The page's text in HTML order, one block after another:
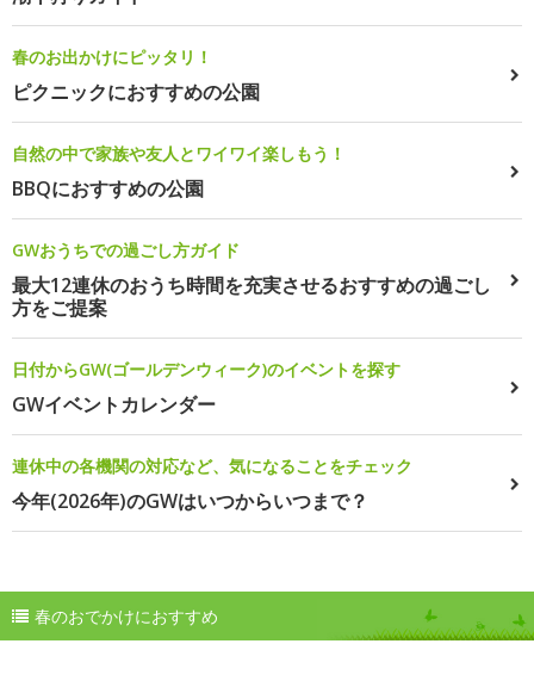
春のお出かけにピッタリ！
ピクニックにおすすめの公園
自然の中で家族や友人とワイワイ楽しもう！
BBQにおすすめの公園
GWおうちでの過ごし方ガイド
最大12連休のおうち時間を充実させるおすすめの過ごし
方をご提案
日付からGW(ゴールデンウィーク)のイベントを探す
GWイベントカレンダー
連休中の各機関の対応など、気になることをチェック
今年(2026年)のGWはいつからいつまで？
春のおでかけにおすすめ